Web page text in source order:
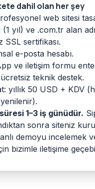
dahil olan her şey
web sitesi
yıl) ve .com.tr alan
SSL sertifikası.
e-posta hesabı.
ve iletişim formu
teknik destek.
yıllık 50 USD + KDV
1–3 iş günüdür.
sonra siteniz
demoyu incelemek
bizimle iletişime